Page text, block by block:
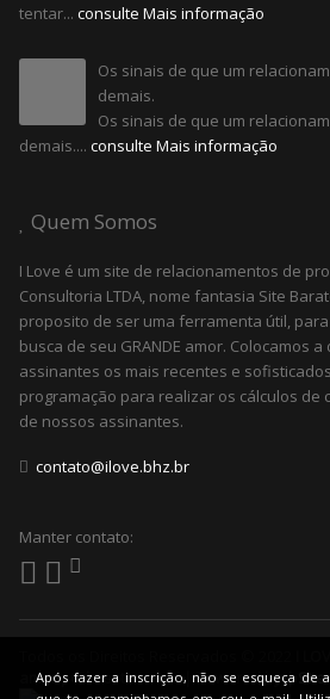
tentar... consulte Mais informação
Os sinais de que um
demais.
Os sinais de que um
demais.... consulte Mais informação
Quem Somos
I Love é um site de relacionamentos de
Consultoria LTDA, nome fantasia Site
proposito de ser uma ferramenta útil,
busca de seu GRANDE amor. Colocamos
assinantes os mais recentes e
programação para realizar os cálculos de
de nossos assinantes.
contato@ilove.bhz.br
Manter contato:
amor pode estar aqui! | Powered by |
Após fazer a inscrição, não se esqueça de